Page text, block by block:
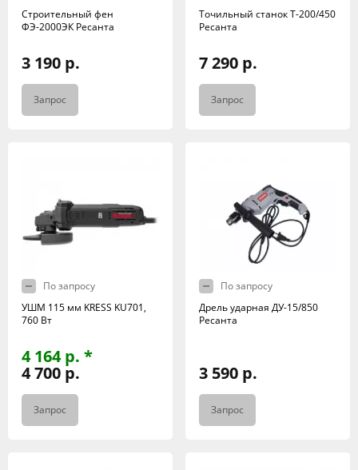
Строительный фен
ФЭ-2000ЭК Ресанта
3 190 р.
Запрос
Точильный станок Т-200/450
Ресанта
7 290 р.
Запрос
По запросу
УШМ 115 мм KRESS KU701,
760 Вт
4 164 р. *
4 700 р.
Запрос
По запросу
Дрель ударная ДУ-15/850
Ресанта
3 590 р.
Запрос